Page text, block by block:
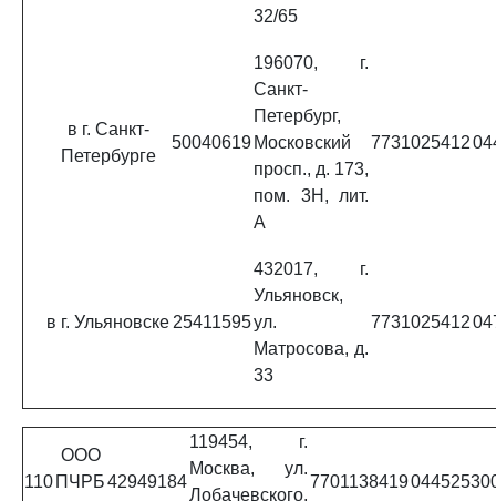
32/65
в г. Санкт-
Петербурге
50040619
196070, г.
Санкт-
Петербург,
Московский
просп., д. 173,
пом. 3Н, лит.
А
7731025412
в г. Ульяновске 25411595
432017, г.
Ульяновск,
ул.
Матросова, д.
33
7731025412
110
ООО
ПЧРБ42949184
119454, г.
Москва, ул.
Лобачевского,
7701138419